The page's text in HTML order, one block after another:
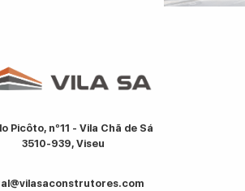
Picôto, nº11 - Vila Chã de Sá
3510-939, Viseu